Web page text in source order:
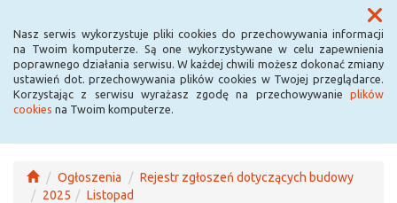
Nasz serwis wykorzystuje pliki cookies do przechowywania informacji
na Twoim komputerze. Są one wykorzystywane w celu zapewnienia
poprawnego działania serwisu. W każdej chwili możesz dokonać zmiany
ustawień dot. przechowywania plików cookies w Twojej przeglądarce.
Korzystając z serwisu wyrażasz zgodę na przechowywanie plików
cookies na Twoim komputerze.
Menu
Ogłoszenia
Rejestr zgłoszeń dotyczących budowy
2025
Listopad